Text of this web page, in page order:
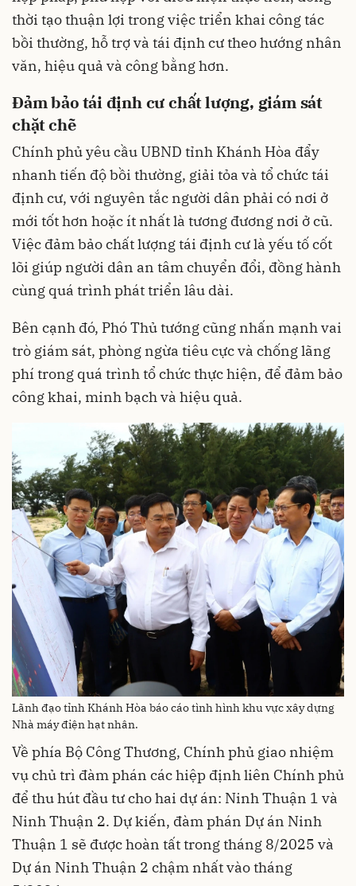
thời tạo thuận lợi trong việc triển khai công tác
bồi thường, hỗ trợ và tái định cư theo hướng nhân
văn, hiệu quả và công bằng hơn.
Đảm bảo tái định cư chất lượng, giám sát
chặt chẽ
Chính phủ yêu cầu UBND tỉnh Khánh Hòa đẩy
nhanh tiến độ bồi thường, giải tỏa và tổ chức tái
định cư, với nguyên tắc người dân phải có nơi ở
mới tốt hơn hoặc ít nhất là tương đương nơi ở cũ.
Việc đảm bảo chất lượng tái định cư là yếu tố cốt
lõi giúp người dân an tâm chuyển đổi, đồng hành
cùng quá trình phát triển lâu dài.
Bên cạnh đó, Phó Thủ tướng cũng nhấn mạnh vai
trò giám sát, phòng ngừa tiêu cực và chống lãng
phí trong quá trình tổ chức thực hiện, để đảm bảo
công khai, minh bạch và hiệu quả.
Lãnh đạo tỉnh Khánh Hòa báo cáo tình hình khu vực xây dựng
Nhà máy điện hạt nhân.
Về phía Bộ Công Thương, Chính phủ giao nhiệm
vụ chủ trì đàm phán các hiệp định liên Chính phủ
để thu hút đầu tư cho hai dự án: Ninh Thuận 1 và
Ninh Thuận 2. Dự kiến, đàm phán Dự án Ninh
Thuận 1 sẽ được hoàn tất trong tháng 8/2025 và
Dự án Ninh Thuận 2 chậm nhất vào tháng